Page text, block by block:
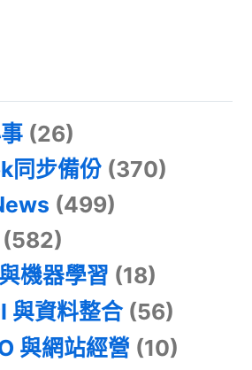
(26)
同步備份 (370)
(499)
(582)
機器學習 (18)
與資料整合(56)
與網站經營 (10)